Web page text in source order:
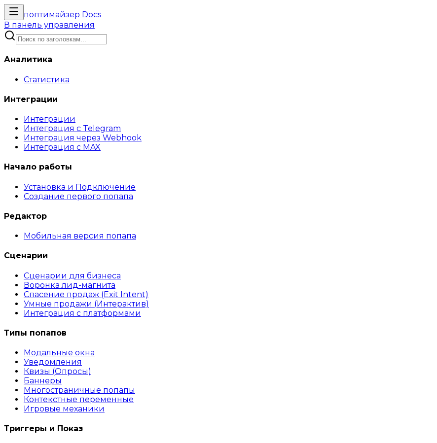
поптимайзер Docs
В панель управления
Аналитика
Статистика
Интеграции
Интеграции
Интеграция с Telegram
Интеграция через Webhook
Интеграция с MAX
Начало работы
Установка и Подключение
Создание первого попапа
Редактор
Мобильная версия попапа
Сценарии
Сценарии для бизнеса
Воронка лид-магнита
Спасение продаж (Exit Intent)
Умные продажи (Интерактив)
Интеграция с платформами
Типы попапов
Модальные окна
Уведомления
Квизы (Опросы)
Баннеры
Многостраничные попапы
Контекстные переменные
Игровые механики
Триггеры и Показ